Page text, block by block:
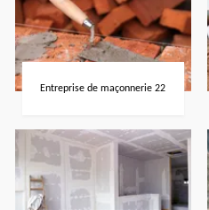
Entreprise de maçonnerie 22